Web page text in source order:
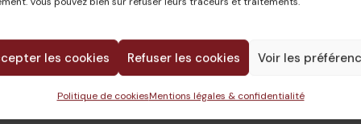
les cookies Refuser les cookies Voir les
Politique de cookiesMentions légales & confidentialité
CAMILLE 10 février 2025